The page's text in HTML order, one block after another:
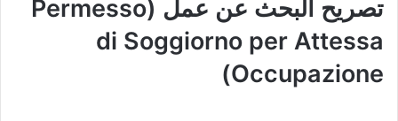
تصريح البحث عن عمل (Permesso
di Soggiorno per Attessa
Occupazione)